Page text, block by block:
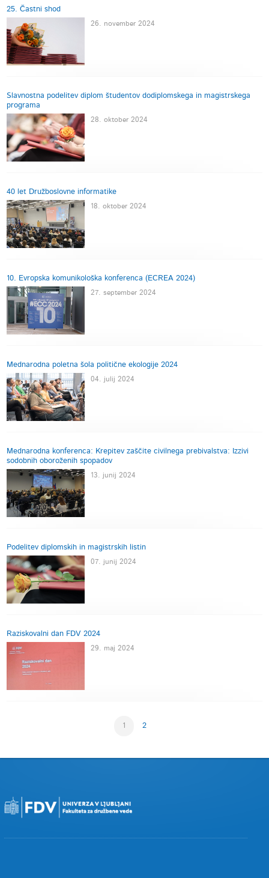
25. Častni shod
26. november 2024
Slavnostna podelitev diplom študentov dodiplomskega in magistrskega
programa
28. oktober 2024
40 let Družboslovne informatike
18. oktober 2024
10. Evropska komunikološka konferenca (ECREA 2024)
27. september 2024
Mednarodna poletna šola politične ekologije 2024
04. julij 2024
Mednarodna konferenca: Krepitev zaščite civilnega prebivalstva: Izzivi
sodobnih oboroženih spopadov
13. junij 2024
Podelitev diplomskih in magistrskih listin
07. junij 2024
Raziskovalni dan FDV 2024
29. maj 2024
1 2